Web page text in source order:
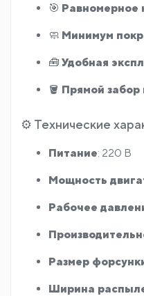
🎯 Равномерное
🧼 Минимум
🧰 Удобная
🪣 Прямой забор
⚙️ Технические
Питание: 220 В
Мощность
Рабочее
Размер
Ширина